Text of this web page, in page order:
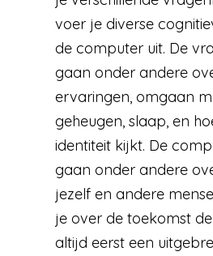
voer je diverse
de computer uit. De
gaan onder andere
ervaringen, omgaan
geheugen, slaap, en
identiteit kijkt. De
gaan onder andere
jezelf en andere
je over de toekomst
altijd eerst een